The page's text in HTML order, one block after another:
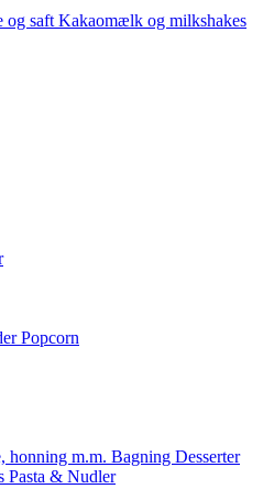
og saft Kakaomælk og milkshakes
Popcorn
honning m.m. Bagning Desserter
Pasta & Nudler